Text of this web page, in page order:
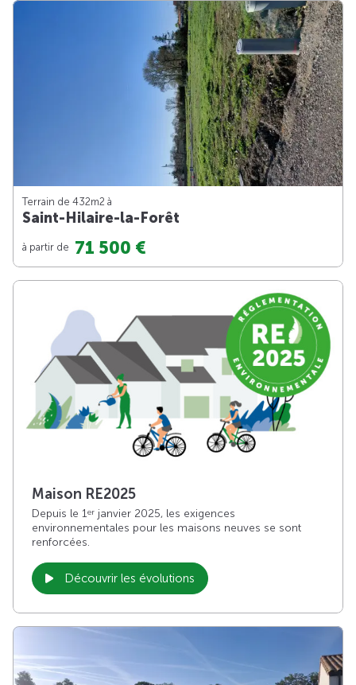
Terrain de 432m2 à
Saint-Hilaire-la-Forêt
à partir de 71 500 €
Maison RE2025
Depuis le 1er janvier 2025, les exigences
environnementales pour les maisons neuves se sont
renforcées.
Découvrir les évolutions